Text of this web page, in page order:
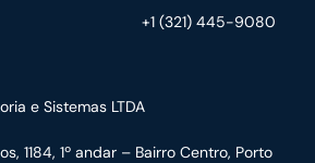
e Sistemas LTDA
1184, 1º andar – Bairro Centro, Porto
+1 (321) 445-9080